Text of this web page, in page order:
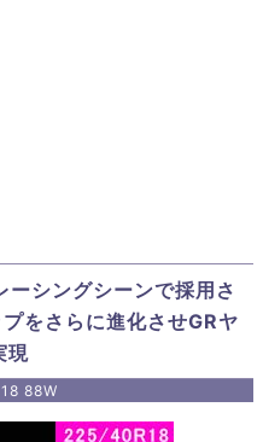
シングシーンで採用さ
をさらに進化させGRヤ
現
88W